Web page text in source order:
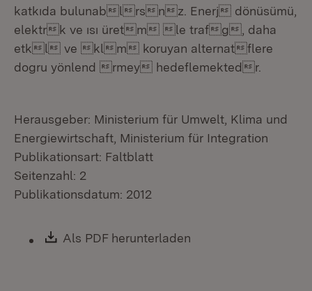
katkıda bulunablrsnz. Enerj dönüsümü,
elektrk ve ısı üretm le trafg, daha
etkl ve klm koruyan alternatflere
dogru yönlend rmey hedeflemektedr.
Herausgeber: Ministerium für Umwelt, Klima und
Energiewirtschaft, Ministerium für Integration
Publikationsart: Faltblatt
Seitenzahl: 2
Publikationsdatum: 2012
Download:
Als PDF herunterladen